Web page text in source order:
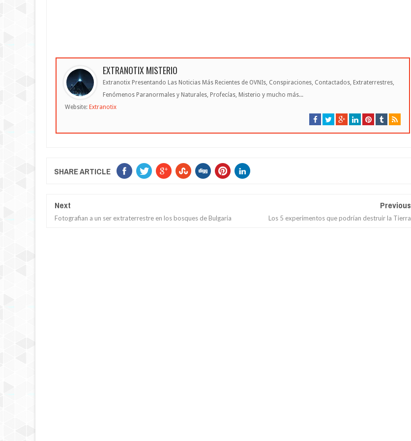
EXTRANOTIX MISTERIO
Extranotix Presentando Las Noticias Más Recientes de OVNIs, Conspiraciones, Contactados, Extraterrestres,
Fenómenos Paranormales y Naturales, Profecías, Misterio y mucho más...
Website: Extranotix
SHARE ARTICLE
Next
Fotografian a un ser extraterrestre en los bosques de Bulgaria
Previous
Los 5 experimentos que podrían destruir la Tierra